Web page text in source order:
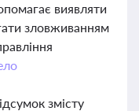
виявляти
зловживанням
змісту